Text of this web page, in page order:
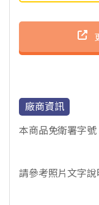
廠商資訊
本商品免衛署字號
請參考照片文字說